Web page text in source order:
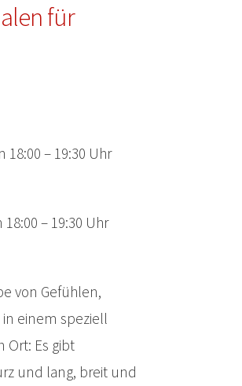
für
18:00 – 19:30 Uhr
18:00 – 19:30 Uhr
von Gefühlen,
einem speziell
Ort: Es gibt
und lang, breit und